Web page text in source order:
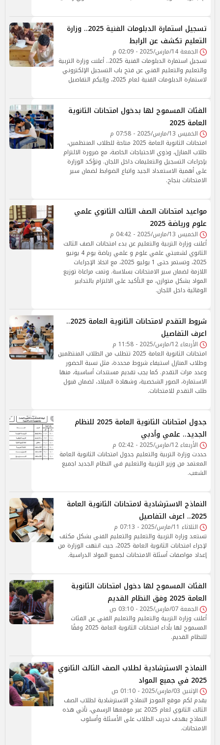
تسجيل استمارة الدبلومات الفنية 2025.. وزارة
التعليم تكشف عن الرابط
الجمعة 14/مارس/2025 - 02:09 م
تسجيل استمارة الدبلومات الفنية 2025.. أعلنت وزارة التربية
والتعليم والتعليم الفني عن فتح باب التسجيل الإلكتروني
لاستمارة الدبلومات الفنية لعام 2025، وإليكم التفاصيل
الفئات المسموح لها بدخول امتحانات الثانوية
العامة 2025
الخميس 13/مارس/2025 - 07:58 م
امتحانات الثانوية العامة 2025 متاحة للطلاب المنتظمين،
طلاب المنازل، وذوي الاحتياجات الخاصة، مع ضرورة الالتزام
بإجراءات التسجيل والتعليمات داخل اللجان. وتؤكد الوزارة
على أهمية الاستعداد الجيد واتباع الضوابط لضمان سير
الامتحانات بنجاح.
مواعيد امتحانات الصف الثالث الثانوي علمي
علوم ورياضة 2025
الخميس 13/مارس/2025 - 04:42 م
أعلنت وزارة التربية والتعليم عن بدء امتحانات الصف الثالث
الثانوي لشعبتي علمي علوم و علمي رياضة يوم 4 يونيو
2025، وتستمر حتى 1 يوليو 2025، مع اتخاذ الإجراءات
اللازمة لضمان سير الامتحانات بسلاسة. وتمت مراعاة توزيع
المواد بشكل متوازن، مع التأكيد على الالتزام بالتدابير
الوقائية داخل اللجان.
شروط التقدم لامتحانات الثانوية العامة 2025..
اعرف التفاصيل
الأربعاء 12/مارس/2025 - 11:58 م
امتحانات الثانوية العامة 2025 تتطلب من الطلاب المنتظمين
وطلاب المنازل استيفاء شروط محددة، مثل نسبة الحضور
وعدد مرات التقدم. كما يجب تقديم مستندات أساسية، منها
الاستمارة، الصور الشخصية، وشهادة الميلاد، لضمان قبول
طلب التقدم للامتحانات.
جدول امتحانات الثانوية العامة 2025 للنظام
الجديد.. علمي وأدبي
الأربعاء 12/مارس/2025 - 02:42 م
حددت وزارة التربية والتعليم جدول امتحانات الثانوية العامة
المعتمد من وزير التربية والتعليم في النظام الجديد اجميع
الشعب.
النماذج الاسترشادية لامتحانات الثانوية العامة
2025.. اعرف التفاصيل
الثلاثاء 11/مارس/2025 - 07:13 م
تستعد وزارة التربية والتعليم والتعليم الفني بشكل مكثف
لإجراء امتحانات الثانوية العامة 2025، حيث انتهت الوزارة من
إعداد مواصفات أسئلة الامتحانات لجميع المواد الدراسية.
الفئات المسموح لها دخول امتحانات الثانوية
العامة 2025 وفق النظام القديم
الجمعة 07/مارس/2025 - 03:10 ص
أعلنت وزارة التربية والتعليم والتعليم الفني عن الفئات
المسموح لها بأداء امتحانات الثانوية العامة 2025 وفقًا
للنظام القديم.
النماذج الاسترشادية لطلاب الصف الثالث الثانوي
2025 في جميع المواد
الإثنين 03/مارس/2025 - 01:10 ص
يقدم لكم موقع الموجز النماذج الاسترشادية لطلاب الصف
الثالث الثانوي لعام 2025 عبر موقعها الرسمي، تأتي هذه
النماذج بهدف تدريب الطلاب على الأسئلة وأسلوب
الامتحانات.